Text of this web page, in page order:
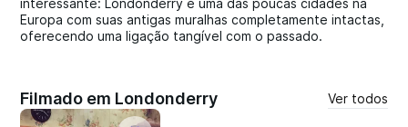
interessante: Londonderry é uma das poucas cidades na
Europa com suas antigas muralhas completamente intactas,
oferecendo uma ligação tangível com o passado.
Filmado em Londonderry Ver todos